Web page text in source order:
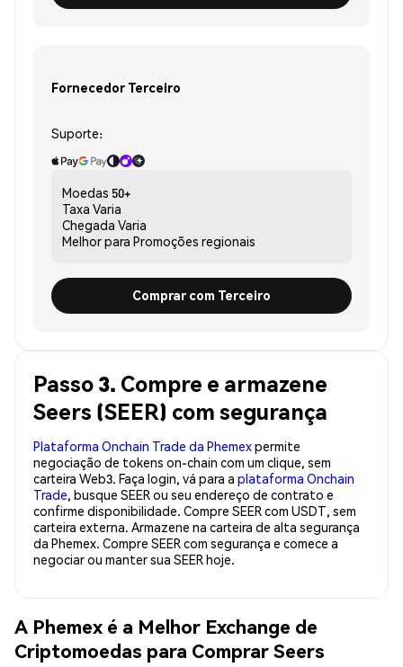
Fornecedor Terceiro
Suporte:
Moedas 50+
Taxa Varia
Chegada Varia
Melhor para Promoções regionais
Comprar com Terceiro
Passo 3. Compre e armazene
Seers (SEER) com segurança
Plataforma Onchain Trade da Phemexpermite
negociação de tokens on-chain com um clique, sem
carteira Web3. Faça login, vá para a plataforma Onchain
Trade, busque SEER ou seu endereço de contrato e
confirme disponibilidade. Compre SEER com USDT, sem
carteira externa. Armazene na carteira de alta segurança
da Phemex. Compre SEER com segurança e comece a
negociar ou manter sua SEER hoje.
A Phemex é a Melhor Exchange de
Criptomoedas para Comprar Seers